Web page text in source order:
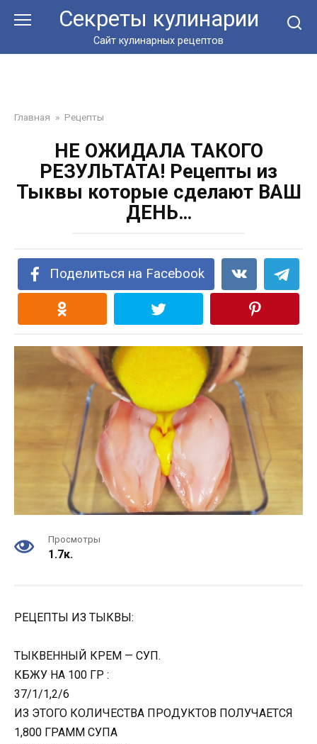
Секреты кулинарии
Сайт кулинарных рецептов
Главная » Рецепты
НЕ ОЖИДАЛА ТАКОГО
РЕЗУЛЬТАТА! Рецепты из
Тыквы которые сделают ВАШ
ДЕНЬ…
Поделиться на Facebook
Просмотры
1.7к.
РЕЦЕПТЫ ИЗ ТЫКВЫ:
ТЫКВЕННЫЙ КРЕМ — СУП.
КБЖУ НА 100 ГР :
37/1/1,2/6
ИЗ ЭТОГО КОЛИЧЕСТВА ПРОДУКТОВ ПОЛУЧАЕТСЯ
1,800 ГРАММ СУПА